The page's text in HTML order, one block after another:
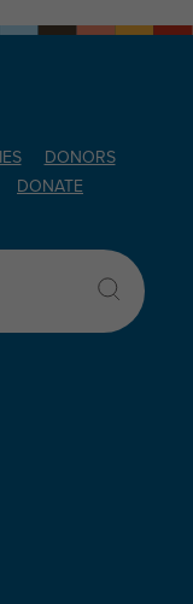
DONORS
DONATE